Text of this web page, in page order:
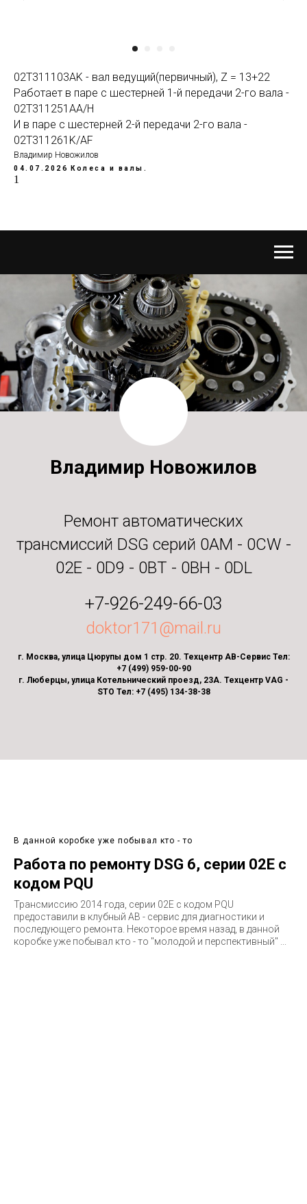
02T311103AK - вал ведущий(первичный), Z = 13+22
Работает в паре с шестерней 1-й передачи 2-го вала -
02T311251AA/H
И в паре с шестерней 2-й передачи 2-го вала -
02T311261K/AF
Владимир Новожилов
04.07.2026 Колеса и валы.
1
Владимир Новожилов
Ремонт автоматических
трансмиссий DSG серий 0AM - 0CW -
02E - 0D9 - 0BT - 0BH - 0DL
+7-926-249-66-03
doktor171@mail.ru
г. Москва, улица Цюрупы дом 1 стр. 20. Техцентр АВ-Сервис Тел:
+7 (499) 959-00-90
г. Люберцы, улица Котельнический проезд, 23А. Техцентр VAG -
STO Тел: +7 (495) 134-38-38
В данной коробке уже побывал кто - то
Работа по ремонту DSG 6, серии 02E с
кодом PQU
Трансмиссию 2014 года, серии 02E c кодом PQU
предоставили в клубный АВ - сервис для диагностики и
последующего ремонта. Некоторое время назад, в данной
коробке уже побывал кто - то "молодой и перспективный" ...